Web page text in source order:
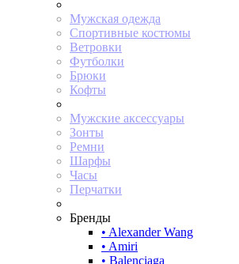
Мужская одежда
Спортивные костюмы
Ветровки
Футболки
Брюки
Кофты
Мужские аксессуары
Зонты
Ремни
Шарфы
Часы
Перчатки
Бренды
• Alexander Wang
• Amiri
• Balenciaga